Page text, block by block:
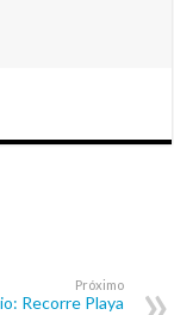
Próximo
Recorre Playa